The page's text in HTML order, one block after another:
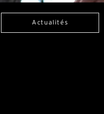
Actualités